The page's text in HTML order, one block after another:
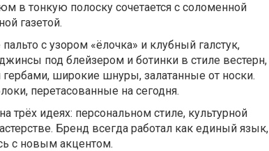
в тонкую полоску сочетается с соломенной
газетой.
с узором «ёлочка» и клубный галстук,
под блейзером и ботинки в стиле вестерн,
широкие шнуры, залатанные от носки.
перетасованные на сегодня.
трёх идеях: персональном стиле, культурной
Бренд всегда работал как единый язык,
с новым акцентом.